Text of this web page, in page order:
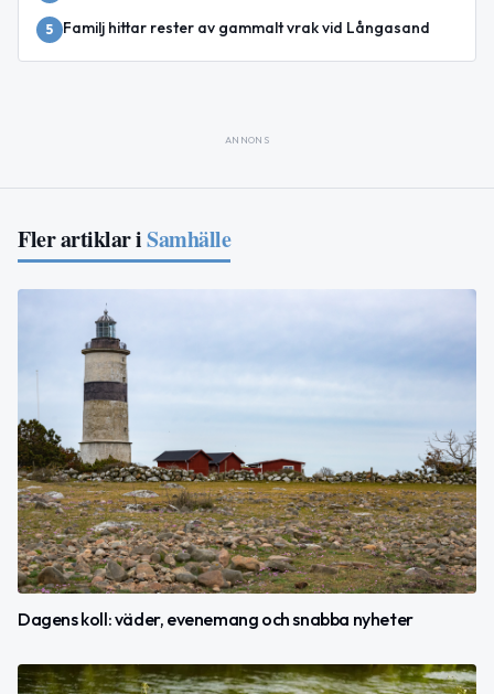
5 Familj hittar rester av gammalt vrak vid Långasand
ANNONS
Fler artiklar iSamhälle
Dagens koll: väder, evenemang och snabba nyheter